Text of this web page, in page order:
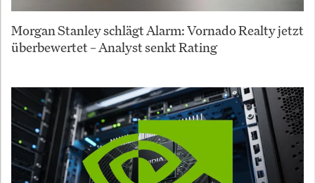
Morgan Stanley schlägt Alarm: Vornado Realty jetzt
überbewertet – Analyst senkt Rating